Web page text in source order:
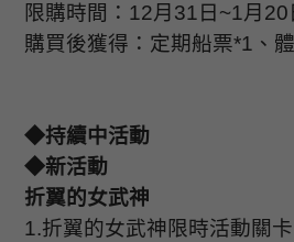
限購時間： 12月 31 日 ~1月 20
購買後獲得：定期船票*1 、
◆持續中活動
◆新活動
折翼的女武神
1.折翼的女武神限時活動關卡